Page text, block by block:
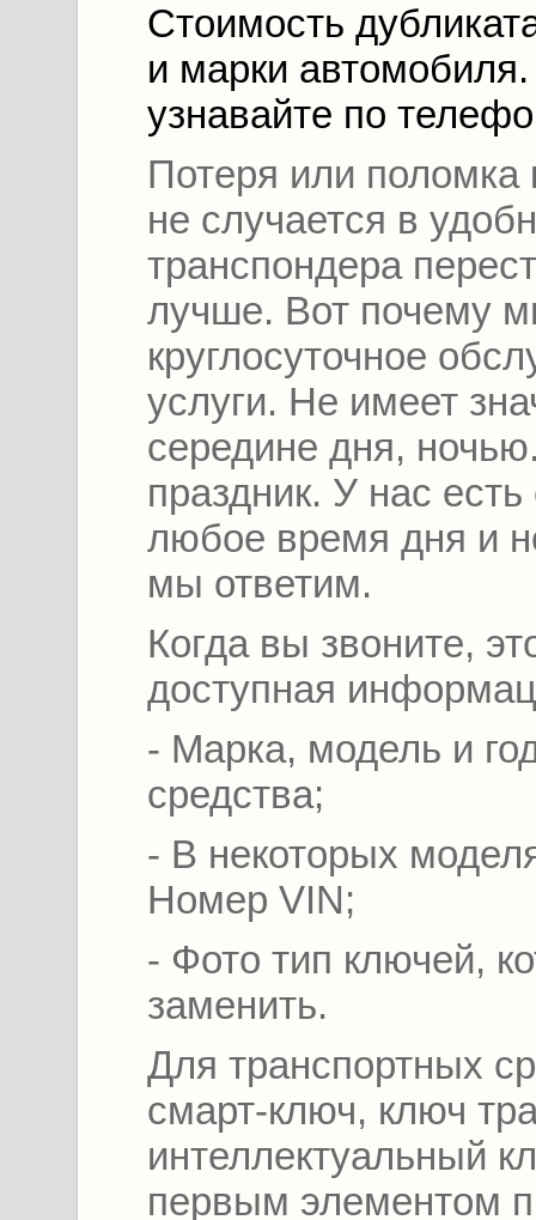
Стоимость
и марки
узнавайте по
Потеря или
не случается в
транспондера
лучше. Вот почему
круглосуточное
услуги. Не имеет
середине дня,
праздник. У нас
любое время дня и
мы ответим.
Когда вы звоните,
доступная
- Марка, модель и
средства;
- В некоторых
Номер VIN;
- Фото тип ключей,
заменить.
Для транспортных
смарт-ключ, ключ
интеллектуальный
первым элементом